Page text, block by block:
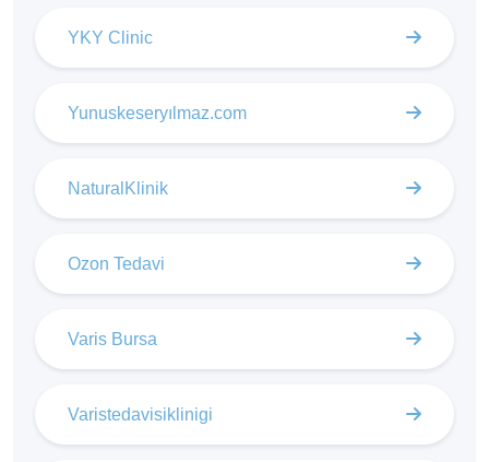
YKY Clinic
Yunuskeseryılmaz.com
NaturalKlinik
Ozon Tedavi
Varis Bursa
Varistedavisiklinigi